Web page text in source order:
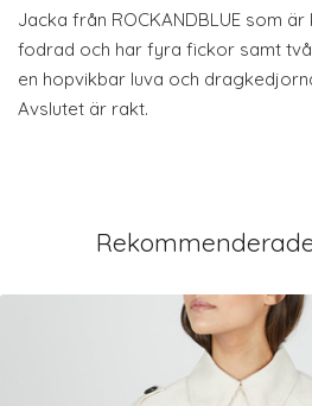
Jacka från ROCKANDBLUE som
fodrad och har fyra fickor samt
en hopvikbar luva och
Avslutet är rakt.